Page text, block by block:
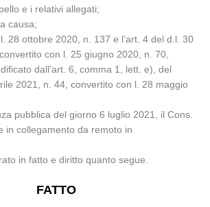
e i relativi allegati;
causa;
28 ottobre 2020, n. 137 e l’art. 4 del d.l. 30
con l. 25 giugno 2020, n. 70,
dall’art. 6, comma 1, lett. e), del
2021, n. 44, convertito con l. 28 maggio
pubblica del giorno 6 luglio 2021, il Cons.
in collegamento da remoto in
in fatto e diritto quanto segue.
FATTO